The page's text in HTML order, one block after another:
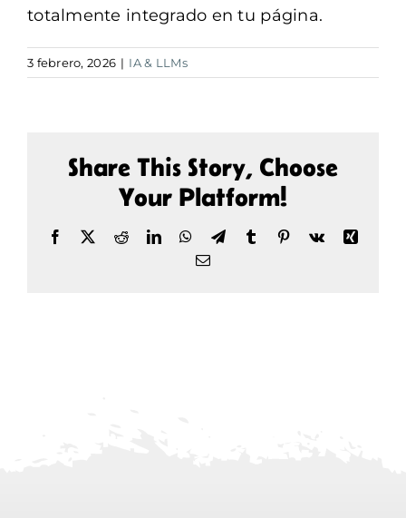
totalmente integrado en tu página.
3 febrero, 2026 | IA & LLMs
Share This Story, Choose
Your Platform!
Facebook RedditLinkedInWhatsApp
TelegramTumblr Pinterest
Vk
Xing
Correo